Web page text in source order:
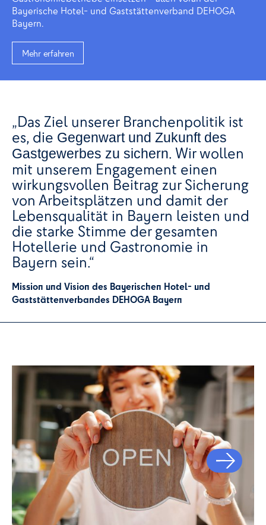
Bayerische Hotel- und Gaststättenverband DEHOGA
Bayern.
Mehr erfahren
„Das Ziel unserer Branchenpolitik ist
es, die Gegenwart und Zukunft des
Gastgewerbes zu sichern. Wir wollen
mit unserem Engagement einen
wirkungsvollen Beitrag zur Sicherung
von Arbeitsplätzen und damit der
Lebensqualität in Bayern leisten und
die starke Stimme der gesamten
Hotellerie und Gastronomie in
Bayern sein.“
Mission und Vision des Bayerischen Hotel- und
Gaststättenverbandes DEHOGA Bayern